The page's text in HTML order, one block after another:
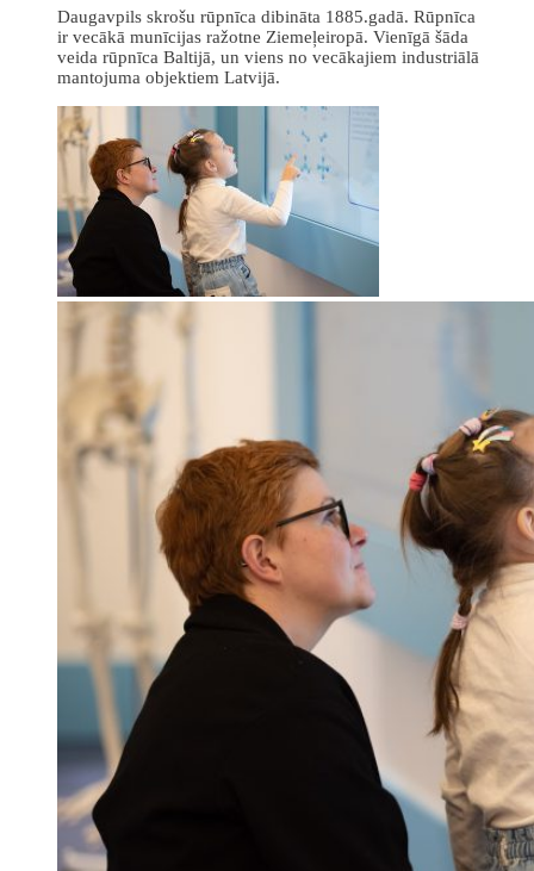
Daugavpils skrošu rūpnīca dibināta 1885.gadā. Rūpnīca
ir vecākā munīcijas ražotne Ziemeļeiropā. Vienīgā šāda
veida rūpnīca Baltijā, un viens no vecākajiem industriālā
mantojuma objektiem Latvijā.